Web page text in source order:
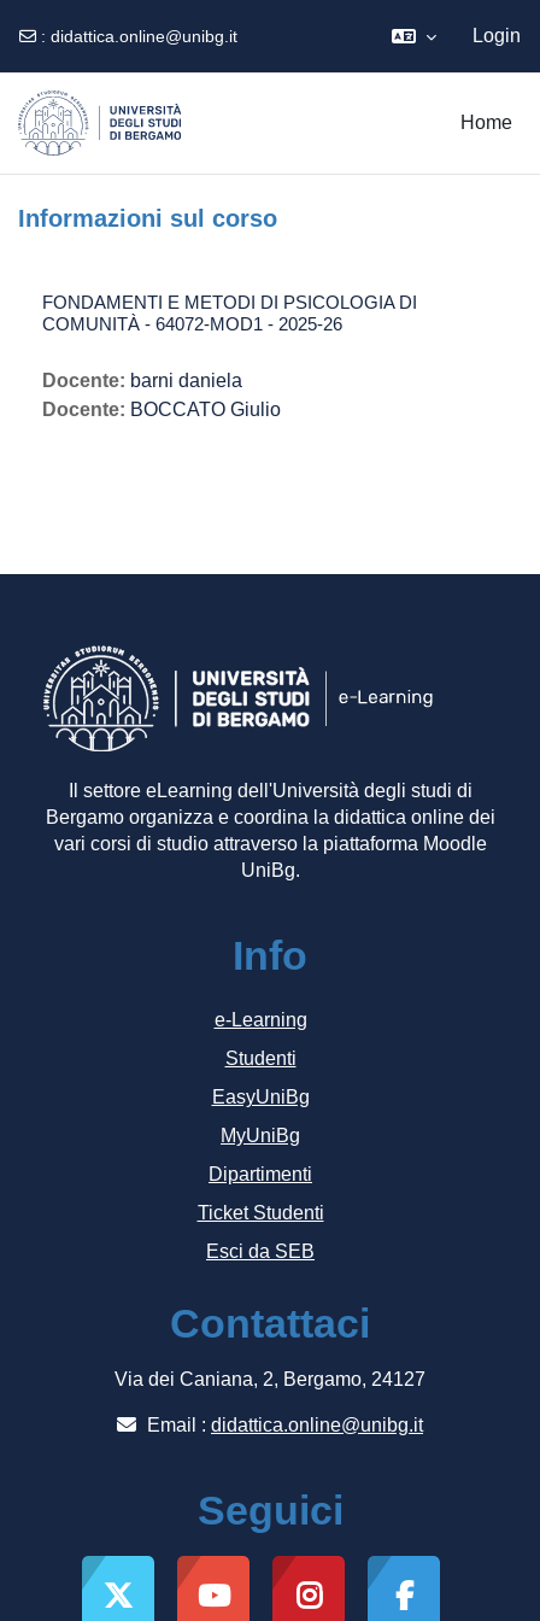
: didattica.online@unibg.it Login
Home
Informazioni sul corso
FONDAMENTI E METODI DI PSICOLOGIA DI
COMUNITÀ - 64072-MOD1 - 2025-26
Docente: barni daniela
Docente: BOCCATO Giulio
Il settore eLearning dell'Università degli studi di
Bergamo organizza e coordina la didattica online dei
vari corsi di studio attraverso la piattaforma Moodle
UniBg.
Info
e-Learning
Studenti
EasyUniBg
MyUniBg
Dipartimenti
Ticket Studenti
Esci da SEB
Contattaci
Via dei Caniana, 2, Bergamo, 24127
Email : didattica.online@unibg.it
Seguici